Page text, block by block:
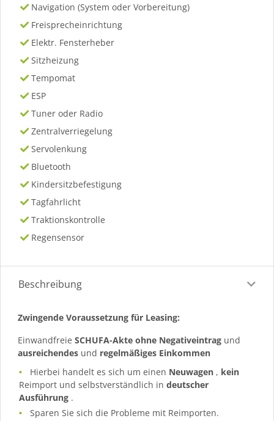
Navigation (System oder Vorbereitung)
Freisprecheinrichtung
Elektr. Fensterheber
Sitzheizung
Tempomat
ESP
Tuner oder Radio
Zentralverriegelung
Servolenkung
Bluetooth
Kindersitzbefestigung
Tagfahrlicht
Traktionskontrolle
Regensensor
Beschreibung
Zwingende Voraussetzung für Leasing:
Einwandfreie SCHUFA-Akte ohne Negativeintrag und
ausreichendes und regelmäßiges Einkommen
Hierbei handelt es sich um einen Neuwagen , kein
Reimport und selbstverständlich in deutscher
Ausführung .
Sparen Sie sich die Probleme mit Reimporten.